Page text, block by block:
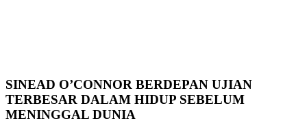
SINEAD O’CONNOR BERDEPAN UJIAN
TERBESAR DALAM HIDUP SEBELUM
MENINGGAL DUNIA